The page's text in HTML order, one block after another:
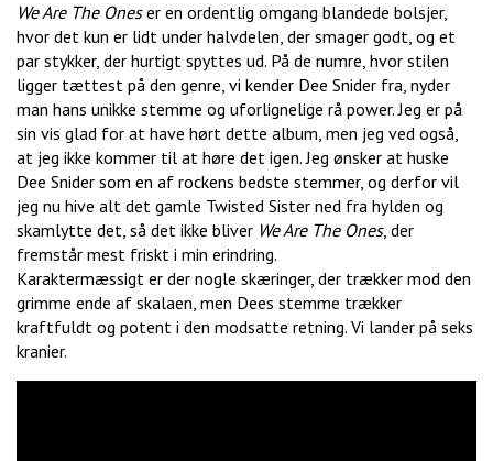
We Are The Oneser en ordentlig omgang blandede bolsjer,
hvor det kun er lidt under halvdelen, der smager godt, og et
par stykker, der hurtigt spyttes ud. På de numre, hvor stilen
ligger tættest på den genre, vi kender Dee Snider fra, nyder
man hans unikke stemme og uforlignelige rå power. Jeg er på
sin vis glad for at have hørt dette album, men jeg ved også,
at jeg ikke kommer til at høre det igen. Jeg ønsker at huske
Dee Snider som en af rockens bedste stemmer, og derfor vil
jeg nu hive alt det gamle Twisted Sister ned fra hylden og
skamlytte det, så det ikke bliver We Are The Ones, der
fremstår mest friskt i min erindring.
Karaktermæssigt er der nogle skæringer, der trækker mod den
grimme ende af skalaen, men Dees stemme trækker
kraftfuldt og potent i den modsatte retning. Vi lander på seks
kranier.